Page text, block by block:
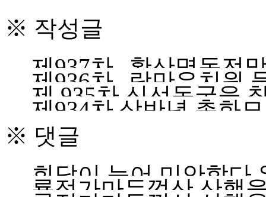
※ 작성글
제937차--황산명동전
제936차--랑만유치원
제 935차 신선동굴을
제934차 상반년 총화
※ 댓글
회답이 늦어 미안합다
룡정가마두껑산 산행